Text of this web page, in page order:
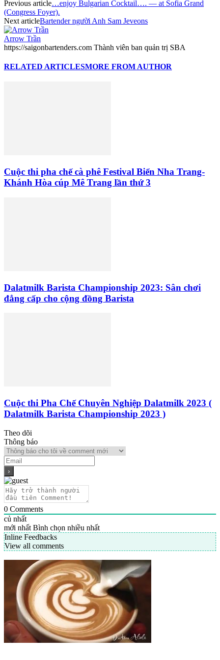
Previous article…enjoy Bulgarian Cocktail…. — at Sofia Grand
(Congress Foyer).
Next articleBartender người Anh Sam Jeveons
Arrow Trần
https://saigonbartenders.com Thành viên ban quản trị SBA
RELATED ARTICLESMORE FROM AUTHOR
Cuộc thi pha chế cà phê Festival Biển Nha Trang-
Khánh Hòa cúp Mê Trang lần thứ 3
Dalatmilk Barista Championship 2023: Sân chơi
đẳng cấp cho cộng đồng Barista
Cuộc thi Pha Chế Chuyên Nghiệp Dalatmilk 2023 (
Dalatmilk Barista Championship 2023 )
Theo dõi
Thông báo
0 Comments
củ nhất
mới nhất Bình chọn nhiều nhất
Inline Feedbacks
View all comments